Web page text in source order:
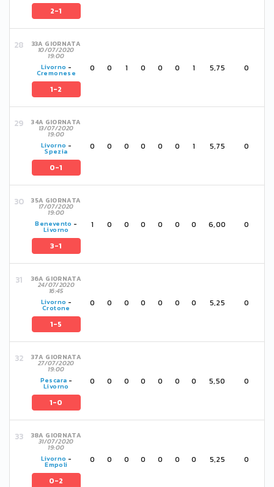
2-1
33A GIORNATA
10/07/2020
19:00
Livorno -
Cremonese
1-2
0 0 1 0 0 0 1 5,75 0
34A GIORNATA
13/07/2020
19:00
Livorno -
Spezia
0-1
0 0 0 0 0 0 1 5,75 0
35A GIORNATA
17/07/2020
19:00
Benevento -
Livorno
3-1
1 0 0 0 0 0 0 6,00 0
36A GIORNATA
24/07/2020
16:45
Livorno -
Crotone
1-5
0 0 0 0 0 0 0 5,25 0
37A GIORNATA
27/07/2020
19:00
Pescara -
Livorno
1-0
0 0 0 0 0 0 0 5,50 0
38A GIORNATA
31/07/2020
19:00
Livorno -
Empoli
0-2
0 0 0 0 0 0 0 5,25 0